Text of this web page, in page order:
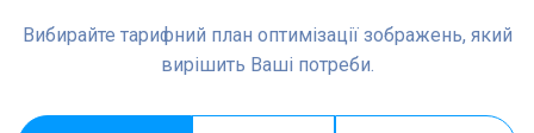
Вибирайте тарифний план оптимізації зображень, який
вирішить Ваші потреби.